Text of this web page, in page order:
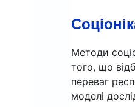
Методи
того, що
переваг
моделі